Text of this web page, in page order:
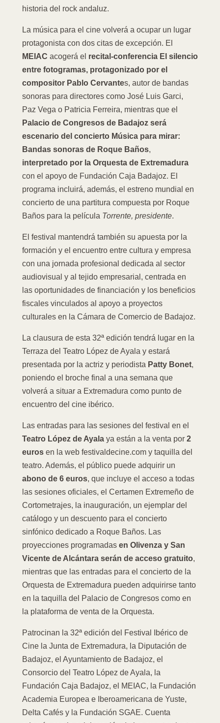
historia del rock andaluz.
La música para el cine volverá a ocupar un lugar
protagonista con dos citas de excepción. El
MEIAC acogerá el recital-conferencia El silencio
entre fotogramas, protagonizado por el
compositor Pablo Cervantes, autor de bandas
sonoras para directores como José Luis Garci,
Paz Vega o Patricia Ferreira, mientras que el
Palacio de Congresos de Badajoz será
escenario del concierto Música para mirar:
Bandas sonoras de Roque Baños,
interpretado por la Orquesta de Extremadura
con el apoyo de Fundación Caja Badajoz. El
programa incluirá, además, el estreno mundial en
concierto de una partitura compuesta por Roque
Baños para la película Torrente, presidente.
El festival mantendrá también su apuesta por la
formación y el encuentro entre cultura y empresa
con una jornada profesional dedicada al sector
audiovisual y al tejido empresarial, centrada en
las oportunidades de financiación y los beneficios
fiscales vinculados al apoyo a proyectos
culturales en la Cámara de Comercio de Badajoz.
La clausura de esta 32ª edición tendrá lugar en la
Terraza del Teatro López de Ayala y estará
presentada por la actriz y periodista Patty Bonet,
poniendo el broche final a una semana que
volverá a situar a Extremadura como punto de
encuentro del cine ibérico.
Las entradas para las sesiones del festival en el
Teatro López de Ayalaya están a la venta por 2
eurosen la web festivaldecine.com y taquilla del
teatro. Además, el público puede adquirir un
abono de 6 euros, que incluye el acceso a todas
las sesiones oficiales, el Certamen Extremeño de
Cortometrajes, la inauguración, un ejemplar del
catálogo y un descuento para el concierto
sinfónico dedicado a Roque Baños. Las
proyecciones programadas en Olivenza y San
Vicente de Alcántara serán de acceso gratuito,
mientras que las entradas para el concierto de la
Orquesta de Extremadura pueden adquirirse tanto
en la taquilla del Palacio de Congresos como en
la plataforma de venta de la Orquesta.
Patrocinan la 32ª edición del Festival Ibérico de
Cine la Junta de Extremadura, la Diputación de
Badajoz, el Ayuntamiento de Badajoz, el
Consorcio del Teatro López de Ayala, la
Fundación Caja Badajoz, el MEIAC, la Fundación
Academia Europea e Iberoamericana de Yuste,
Delta Cafés y la Fundación SGAE. Cuenta